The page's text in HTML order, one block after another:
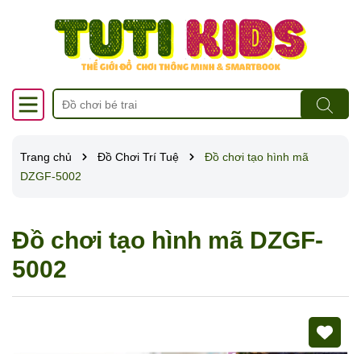
Trang chủ Đồ Chơi Trí Tuệ
Đồ chơi tạo hình mã
DZGF-5002
Đồ chơi tạo hình mã DZGF-
5002